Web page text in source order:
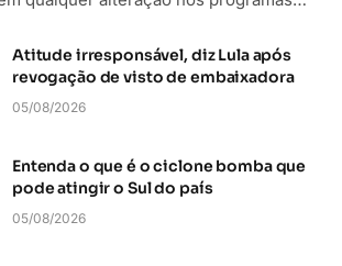
Atitude irresponsável, diz Lula após
revogação de visto de embaixadora
05/08/2026
Entenda o que é o ciclone bomba que
pode atingir o Sul do país
05/08/2026